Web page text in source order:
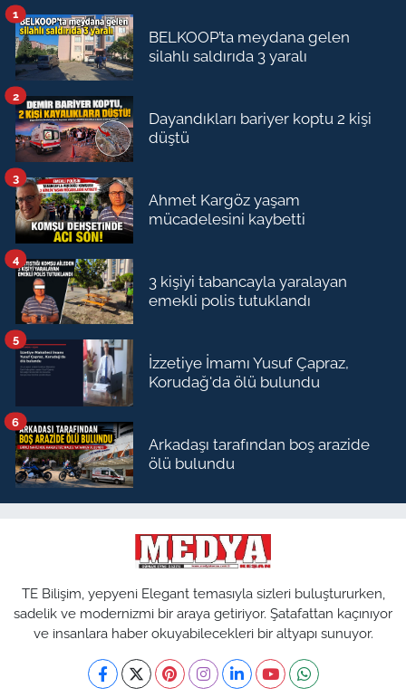
BELKOOP’ta meydana gelen
silahlı saldırıda 3 yaralı
1
Dayandıkları bariyer koptu 2 kişi
düştü
2
Ahmet Kargöz yaşam
mücadelesini kaybetti
3
3 kişiyi tabancayla yaralayan
emekli polis tutuklandı
4
İzzetiye İmamı Yusuf Çapraz,
Korudağ'da ölü bulundu
5
Arkadaşı tarafından boş arazide
ölü bulundu
6
TE Bilişim, yepyeni Elegant temasıyla sizleri buluştururken,
sadelik ve modernizmi bir araya getiriyor. Şatafattan kaçınıyor
ve insanlara haber okuyabilecekleri bir altyapı sunuyor.